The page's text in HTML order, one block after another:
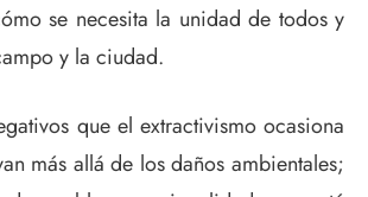
se necesita la unidad de todos y
y la ciudad.
que el extractivismo ocasiona
más allá de los daños ambientales;